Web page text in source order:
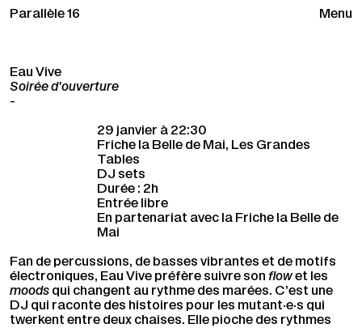
Parallèle 16 Menu
Eau Vive
Soirée d'ouverture
-
29 janvier à 22:30
Friche la Belle de Mai, Les Grandes
Tables
DJ sets
Durée : 2h
Entrée libre
En partenariat avec la Friche la Belle de
Mai
Fan de percussions, de basses vibrantes et de motifs
électroniques, Eau Vive préfère suivre son flowet les
moods qui changent au rythme des marées. C’est une
DJ qui raconte des histoires pour les mutant·e·s qui
twerkent entre deux chaises. Elle pioche des rythmes